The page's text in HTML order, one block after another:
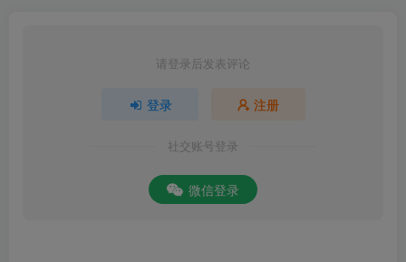
请登录后发表评论
登录 注册
社交账号登录
微信登录